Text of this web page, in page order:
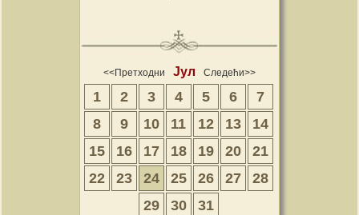
<<Претходни Јул Следећи>>
1 2 3 4 5 6
7
8
9 10 11 12 13
14
15
16 17 18 19 20
21
22
23 24 25 26 27
28
29
30 31